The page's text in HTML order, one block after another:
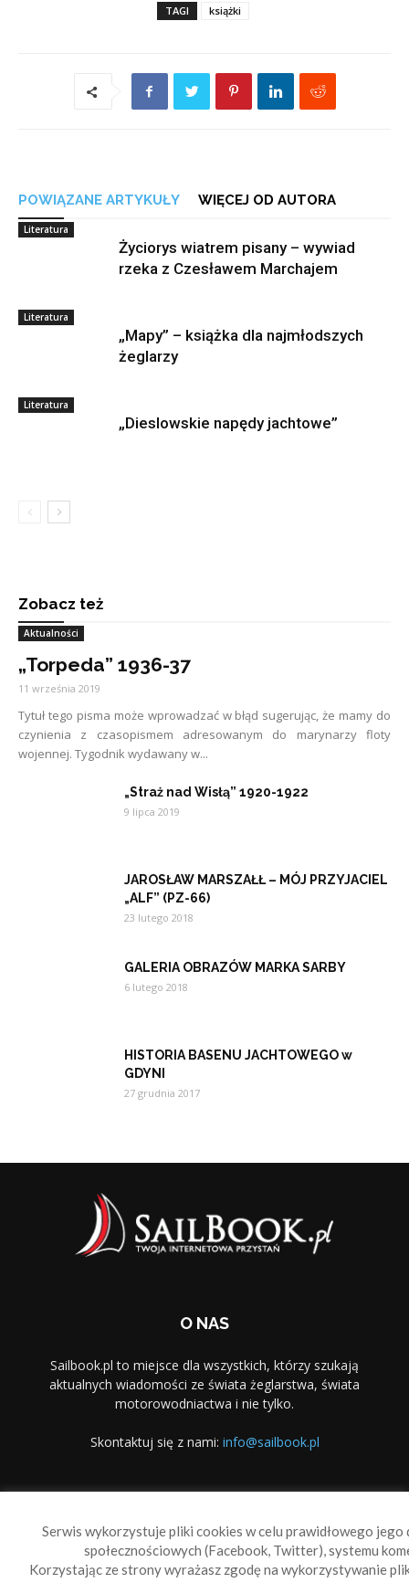
TAGI książki
POWIĄZANE ARTYKUŁY WIĘCEJ OD AUTORA
Literatura
Życiorys wiatrem pisany – wywiad
rzeka z Czesławem Marchajem
Literatura
„Mapy” – książka dla najmłodszych
żeglarzy
Literatura
„Dieslowskie napędy jachtowe”
Zobacz też
Aktualności
„Torpeda” 1936-37
11 września 2019
Tytuł tego pisma może wprowadzać w błąd sugerując, że mamy do
czynienia z czasopismem adresowanym do marynarzy floty
wojennej. Tygodnik wydawany w...
„Straż nad Wisłą” 1920-1922
9 lipca 2019
JAROSŁAW MARSZAŁŁ – MÓJ PRZYJACIEL
„ALF” (PZ-66)
23 lutego 2018
GALERIA OBRAZÓW MARKA SARBY
6 lutego 2018
HISTORIA BASENU JACHTOWEGO w
GDYNI
27 grudnia 2017
O NAS
Sailbook.pl to miejsce dla wszystkich, którzy szukają
aktualnych wiadomości ze świata żeglarstwa, świata
motorowodniactwa i nie tylko.
Skontaktuj się z nami: info@sailbook.pl
Serwis wykorzystuje pliki cookies w celu prawidłowego
społecznościowych (Facebook, Twitter), systemu
Korzystając ze strony wyrażasz zgodę na wykorzystywanie